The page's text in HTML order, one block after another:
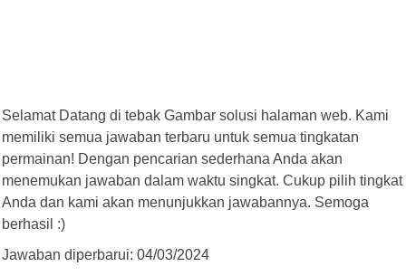
Selamat Datang di tebak Gambar solusi halaman web. Kami
memiliki semua jawaban terbaru untuk semua tingkatan
permainan! Dengan pencarian sederhana Anda akan
menemukan jawaban dalam waktu singkat. Cukup pilih tingkat
Anda dan kami akan menunjukkan jawabannya. Semoga
berhasil :)
Jawaban diperbarui: 04/03/2024